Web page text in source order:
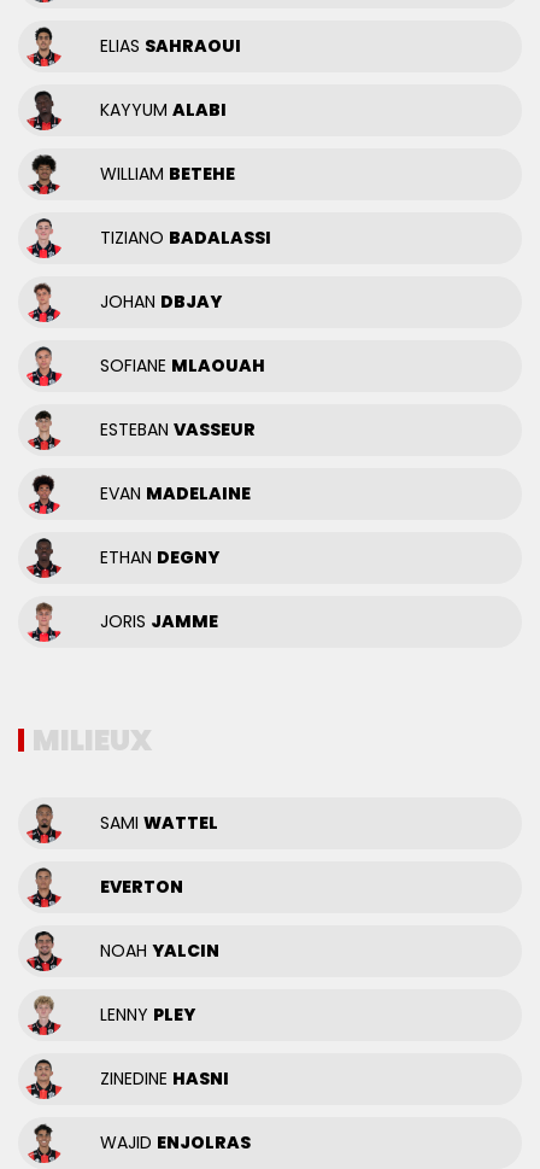
ELIAS SAHRAOUI
KAYYUM ALABI
WILLIAM BETEHE
TIZIANO BADALASSI
JOHAN DBJAY
SOFIANE MLAOUAH
ESTEBAN VASSEUR
EVAN MADELAINE
ETHAN DEGNY
JORIS JAMME
MILIEUX
SAMI WATTEL
EVERTON
NOAH YALCIN
LENNY PLEY
ZINEDINE HASNI
WAJID ENJOLRAS